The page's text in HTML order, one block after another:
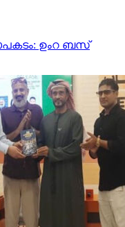
ഉംറ ബസ്